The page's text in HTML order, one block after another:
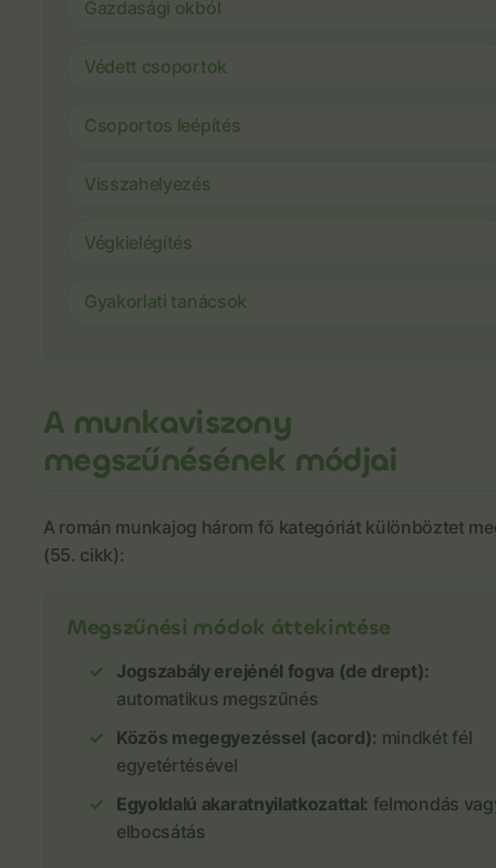
Gazdasági okból
Védett csoportok
Csoportos leépítés
Visszahelyezés
Végkielégítés
Gyakorlati tanácsok
A munkaviszony
megszűnésének módjai
A román munkajog három fő kategóriát különböztet
(55. cikk):
Megszűnési módok áttekintése
Jogszabály erejénél fogva (de drept):
automatikus megszűnés
Közös megegyezéssel (acord): mindkét fél
egyetértésével
Egyoldalú akaratnyilatkozattal: felmondás
elbocsátás